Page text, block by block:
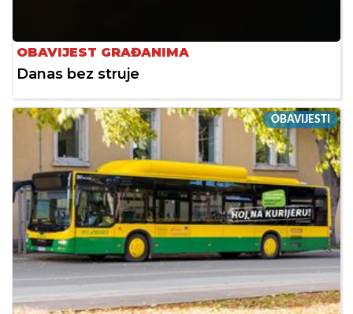
OBAVIJEST GRAĐANIMA
Danas bez struje
OBAVIJESTI